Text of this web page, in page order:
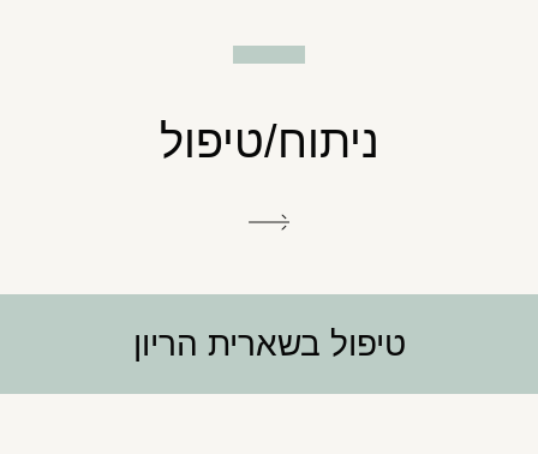
ניתוח/טיפול
טיפול בשארית הריון